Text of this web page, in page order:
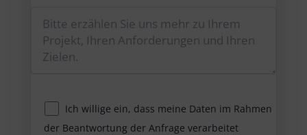
Ich willige ein, dass meine Daten im Rahmen
der Beantwortung der Anfrage verarbeitet